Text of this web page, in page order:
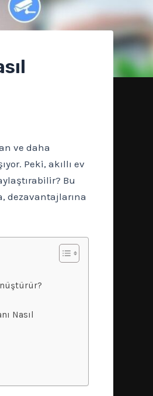
ve daha
Peki, akıllı ev
Bu
dezavantajlarına
Nasıl